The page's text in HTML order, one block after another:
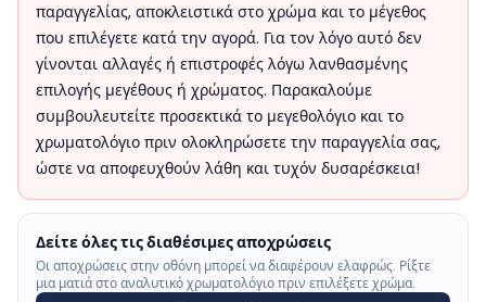
παραγγελίας, αποκλειστικά στο χρώμα και το μέγεθος
που επιλέγετε κατά την αγορά. Για τον λόγο αυτό δεν
γίνονται αλλαγές ή επιστροφές λόγω λανθασμένης
επιλογής μεγέθους ή χρώματος. Παρακαλούμε
συμβουλευτείτε προσεκτικά το μεγεθολόγιο και το
χρωματολόγιο πριν ολοκληρώσετε την παραγγελία σας,
ώστε να αποφευχθούν λάθη και τυχόν δυσαρέσκεια!
Δείτε όλες τις διαθέσιμες αποχρώσεις
Οι αποχρώσεις στην οθόνη μπορεί να διαφέρουν ελαφρώς. Ρίξτε
μια ματιά στο αναλυτικό χρωματολόγιο πριν επιλέξετε χρώμα.